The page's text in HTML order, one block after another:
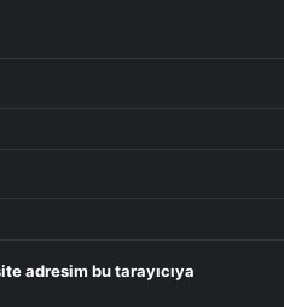
adresim bu tarayıcıya